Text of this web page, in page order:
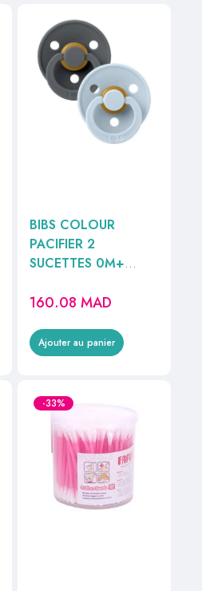
BIBS COLOUR
PACIFIER 2
SUCETTES 0M+
BLUE / IRON GLOW
160.08MAD
Ajouter au panier
-33%